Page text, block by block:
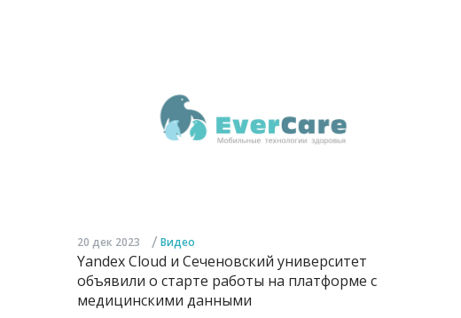
20 дек 2023 / Видео
Yandex Cloud и Сеченовский университет
объявили о старте работы на платформе с
медицинскими данными